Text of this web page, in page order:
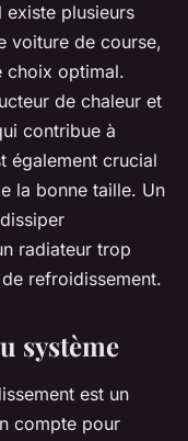
plusieurs
voiture de course,
choix optimal.
de chaleur et
contribue à
également crucial
la bonne taille. Un
radiateur trop
refroidissement.
système
est un
compte pour